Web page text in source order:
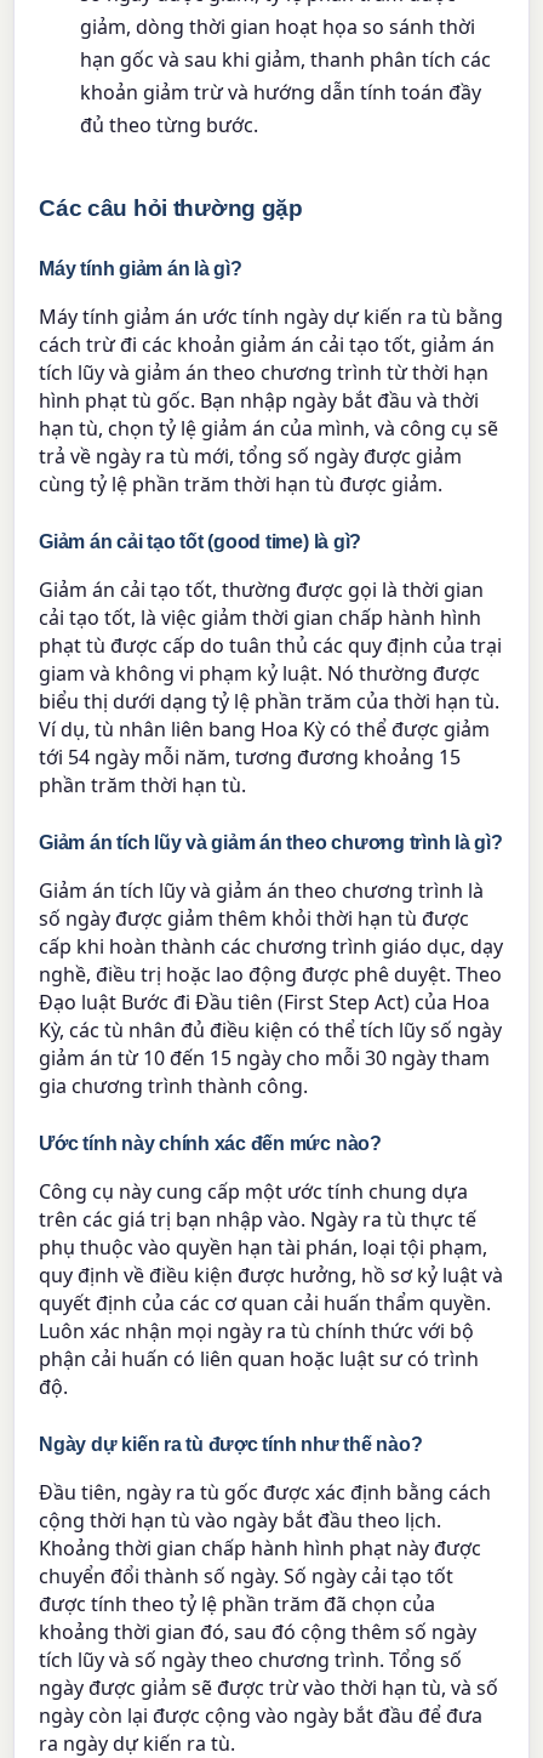
giảm, dòng thời gian hoạt họa so sánh thời
hạn gốc và sau khi giảm, thanh phân tích các
khoản giảm trừ và hướng dẫn tính toán đầy
đủ theo từng bước.
Các câu hỏi thường gặp
Máy tính giảm án là gì?
Máy tính giảm án ước tính ngày dự kiến ra tù bằng
cách trừ đi các khoản giảm án cải tạo tốt, giảm án
tích lũy và giảm án theo chương trình từ thời hạn
hình phạt tù gốc. Bạn nhập ngày bắt đầu và thời
hạn tù, chọn tỷ lệ giảm án của mình, và công cụ sẽ
trả về ngày ra tù mới, tổng số ngày được giảm
cùng tỷ lệ phần trăm thời hạn tù được giảm.
Giảm án cải tạo tốt (good time) là gì?
Giảm án cải tạo tốt, thường được gọi là thời gian
cải tạo tốt, là việc giảm thời gian chấp hành hình
phạt tù được cấp do tuân thủ các quy định của trại
giam và không vi phạm kỷ luật. Nó thường được
biểu thị dưới dạng tỷ lệ phần trăm của thời hạn tù.
Ví dụ, tù nhân liên bang Hoa Kỳ có thể được giảm
tới 54 ngày mỗi năm, tương đương khoảng 15
phần trăm thời hạn tù.
Giảm án tích lũy và giảm án theo chương trình là gì?
Giảm án tích lũy và giảm án theo chương trình là
số ngày được giảm thêm khỏi thời hạn tù được
cấp khi hoàn thành các chương trình giáo dục, dạy
nghề, điều trị hoặc lao động được phê duyệt. Theo
Đạo luật Bước đi Đầu tiên (First Step Act) của Hoa
Kỳ, các tù nhân đủ điều kiện có thể tích lũy số ngày
giảm án từ 10 đến 15 ngày cho mỗi 30 ngày tham
gia chương trình thành công.
Ước tính này chính xác đến mức nào?
Công cụ này cung cấp một ước tính chung dựa
trên các giá trị bạn nhập vào. Ngày ra tù thực tế
phụ thuộc vào quyền hạn tài phán, loại tội phạm,
quy định về điều kiện được hưởng, hồ sơ kỷ luật và
quyết định của các cơ quan cải huấn thẩm quyền.
Luôn xác nhận mọi ngày ra tù chính thức với bộ
phận cải huấn có liên quan hoặc luật sư có trình
độ.
Ngày dự kiến ra tù được tính như thế nào?
Đầu tiên, ngày ra tù gốc được xác định bằng cách
cộng thời hạn tù vào ngày bắt đầu theo lịch.
Khoảng thời gian chấp hành hình phạt này được
chuyển đổi thành số ngày. Số ngày cải tạo tốt
được tính theo tỷ lệ phần trăm đã chọn của
khoảng thời gian đó, sau đó cộng thêm số ngày
tích lũy và số ngày theo chương trình. Tổng số
ngày được giảm sẽ được trừ vào thời hạn tù, và số
ngày còn lại được cộng vào ngày bắt đầu để đưa
ra ngày dự kiến ra tù.